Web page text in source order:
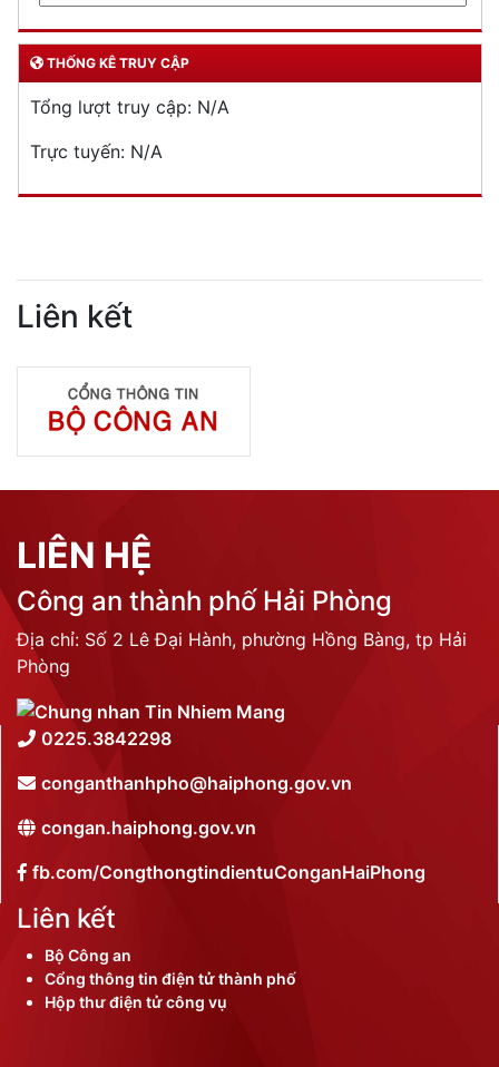
THỐNG KÊ TRUY CẬP
Tổng lượt truy cập: N/A
Trực tuyến: N/A
Liên kết
LIÊN HỆ
Công an thành phố Hải Phòng
Địa chỉ: Số 2 Lê Đại Hành, phường Hồng Bàng, tp Hải
Phòng
0225.3842298
conganthanhpho@haiphong.gov.vn
congan.haiphong.gov.vn
fb.com/CongthongtindientuConganHaiPhong
Liên kết
Bộ Công an
Cổng thông tin điện tử thành phố
Hộp thư điện tử công vụ